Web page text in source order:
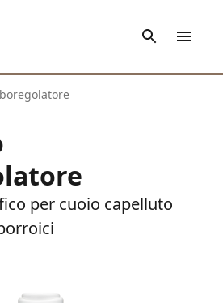
per cuoio capelluto